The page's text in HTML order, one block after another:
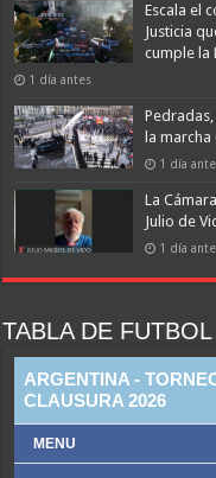
Escala el
Justicia
cumple la
1 día antes
la
1 día
La
Julio de
1 día
TABLA DE FUTBOL